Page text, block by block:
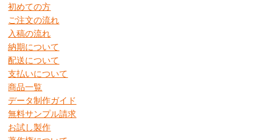
初めての方
ご注文の流れ
入稿の流れ
納期について
配送について
支払いについて
商品一覧
データ制作ガイド
無料サンプル請求
お試し製作